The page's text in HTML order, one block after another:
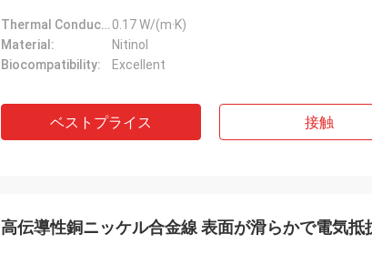
Thermal Conductivity: 0.17 W/(m·K)
Material:
Nitinol
Biocompatibility:
Excellent
ベストプライス 接触
高伝導性銅ニッケル合金線 表面が滑らかで電気